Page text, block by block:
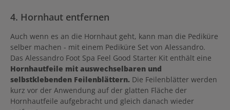
4. Hornhaut entfernen
Auch wenn es an die Hornhaut geht, kann man die Pediküre
selber machen - mit einem Pediküre Set von Alessandro.
Das Alessandro Foot Spa Feel Good Starter Kit enthält eine
Hornhautfeile mit auswechselbaren und
selbstklebenden Feilenblättern. Die Feilenblätter werden
kurz vor der Anwendung auf der glatten Fläche der
Hornhautfeile aufgebracht und gleich danach wieder